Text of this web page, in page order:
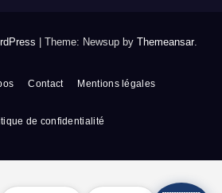
Theme: Newsup by Themeansar.
Contact Mentions légales
de confidentialité